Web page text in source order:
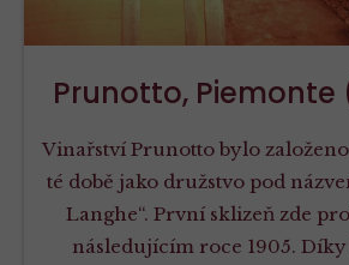
Prunotto, Piemonte
Vinařství Prunotto bylo
té době jako družstvo pod
Langhe“. První sklizeň zde
následujícím roce 1905.